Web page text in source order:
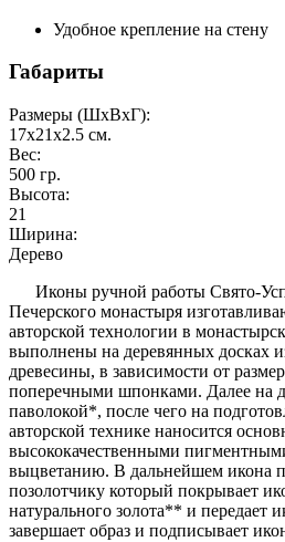
Удобное крепление на стену
Габариты
Размеры (ШxВxГ):
17x21x2.5 см.
Вес:
500 гр.
Высота:
21
Ширина:
Дерево
Иконы ручной работы Свято-
Печерского монастыря
авторской технологии в
выполнены на деревянных досках
древесины, в зависимости от
поперечными шпонками. Далее на
паволокой*, после чего на
авторской технике наносится
высококачественными
выцветанию. В дальнейшем икона
позолотчику который покрывает
натурального золота** и передает
завершает образ и подписывает